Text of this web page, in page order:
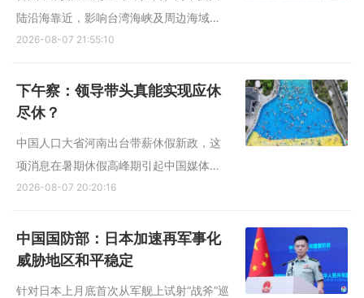
陆沿海靠近，影响台湾海峡及周边海域，
广东海事局宣布，将对经台湾海峡南口北
北京无权对台湾海域做任何管制或管辖行
为，台湾自己的事不劳北京费心。 据央视
2026-08-07 21:55:10
下午察：领导带头真能实现应休
尽休？
中国人口大省河南出台带薪休假新政，这
项消息在暑期休假高峰期引起中国媒体和
网民广泛讨论，相关话题本周也登上了热
实职工带薪错峰休假的通知》，开宗明义
提及出台这项政策的目的：“激活假期消费
2026-08-07 20:20:16
中国国防部：日本加速再军事化
威胁地区和平稳定
针对日本上月底首次从军舰上试射“战斧”巡